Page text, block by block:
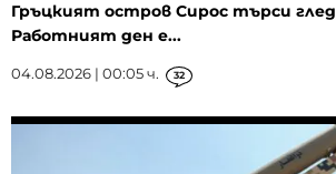
Гръцкият остров Сирос търси
Работният ден е...
04.08.2026 | 00:05 ч. 32